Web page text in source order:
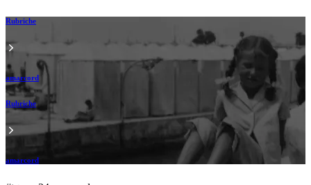
Rubriche
amarcord
Rubriche
amarcord